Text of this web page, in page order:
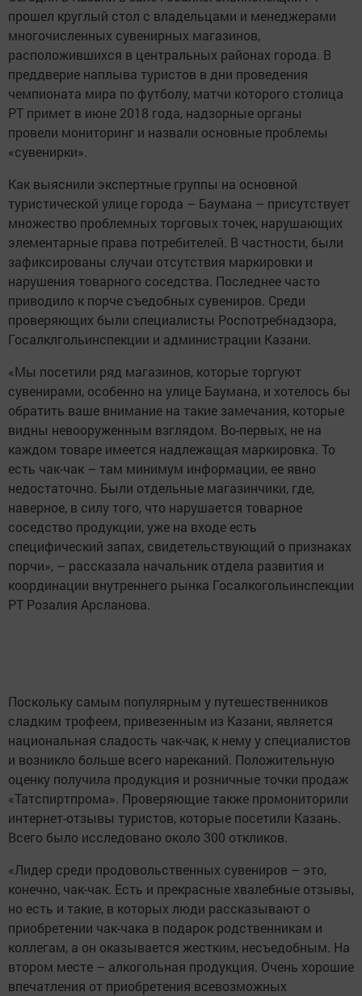
прошел круглый стол с владельцами и менеджерами
многочисленных сувенирных магазинов,
расположившихся в центральных районах города. В
преддверие наплыва туристов в дни проведения
чемпионата мира по футболу, матчи которого столица
РТ примет в июне 2018 года, надзорные органы
провели мониторинг и назвали основные проблемы
«сувенирки».
Как выяснили экспертные группы на основной
туристической улице города – Баумана – присутствует
множество проблемных торговых точек, нарушающих
элементарные права потребителей. В частности, были
зафиксированы случаи отсутствия маркировки и
нарушения товарного соседства. Последнее часто
приводило к порче съедобных сувениров. Среди
проверяющих были специалисты Роспотребнадзора,
Госалклгольинспекции и администрации Казани.
«Мы посетили ряд магазинов, которые торгуют
сувенирами, особенно на улице Баумана, и хотелось бы
обратить ваше внимание на такие замечания, которые
видны невооруженным взглядом. Во-первых, не на
каждом товаре имеется надлежащая маркировка. То
есть чак-чак – там минимум информации, ее явно
недостаточно. Были отдельные магазинчики, где,
наверное, в силу того, что нарушается товарное
соседство продукции, уже на входе есть
специфический запах, свидетельствующий о признаках
порчи», – рассказала начальник отдела развития и
координации внутреннего рынка Госалкогольинспекции
РТ Розалия Арсланова.
Поскольку самым популярным у путешественников
сладким трофеем, привезенным из Казани, является
национальная сладость чак-чак, к нему у специалистов
и возникло больше всего нареканий. Положительную
оценку получила продукция и розничные точки продаж
«Татспиртпрома». Проверяющие также промониторили
интернет-отзывы туристов, которые посетили Казань.
Всего было исследовано около 300 откликов.
«Лидер среди продовольственных сувениров – это,
конечно, чак-чак. Есть и прекрасные хвалебные отзывы,
но есть и такие, в которых люди рассказывают о
приобретении чак-чака в подарок родственникам и
коллегам, а он оказывается жестким, несъедобным. На
втором месте – алкогольная продукция. Очень хорошие
впечатления от приобретения всевозможных